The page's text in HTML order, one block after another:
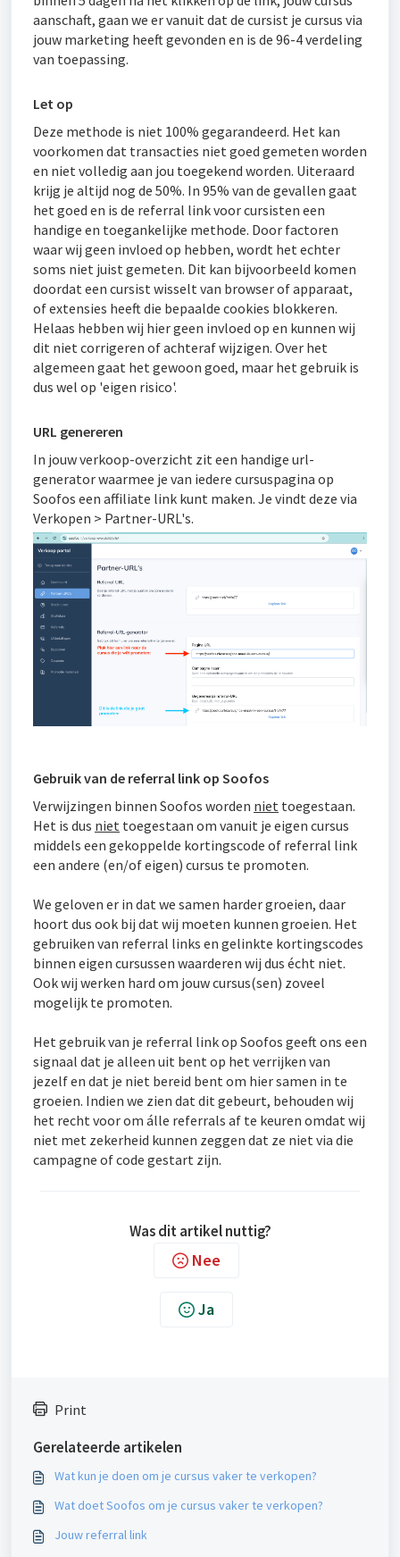
aanschaft, gaan we er vanuit dat de cursist je cursus via
jouw marketing heeft gevonden en is de 96-4 verdeling
van toepassing.
Let op
Deze methode is niet 100% gegarandeerd. Het kan
voorkomen dat transacties niet goed gemeten worden
en niet volledig aan jou toegekend worden. Uiteraard
krijg je altijd nog de 50%. In 95% van de gevallen gaat
het goed en is de referral link voor cursisten een
handige en toegankelijke methode. Door factoren
waar wij geen invloed op hebben, wordt het echter
soms niet juist gemeten. Dit kan bijvoorbeeld komen
doordat een cursist wisselt van browser of apparaat,
of extensies heeft die bepaalde cookies blokkeren.
Helaas hebben wij hier geen invloed op en kunnen wij
dit niet corrigeren of achteraf wijzigen. Over het
algemeen gaat het gewoon goed, maar het gebruik is
dus wel op 'eigen risico'.
URL genereren
In jouw verkoop-overzicht zit een handige url-
generator waarmee je van iedere cursuspagina op
Soofos een affiliate link kunt maken. Je vindt deze via
Verkopen > Partner-URL's.
Gebruik van de referral link op Soofos
Verwijzingen binnen Soofos worden niet toegestaan.
Het is dus niet toegestaan om vanuit je eigen cursus
middels een gekoppelde kortingscode of referral link
een andere (en/of eigen) cursus te promoten.
We geloven er in dat we samen harder groeien, daar
hoort dus ook bij dat wij moeten kunnen groeien. Het
gebruiken van referral links en gelinkte kortingscodes
binnen eigen cursussen waarderen wij dus écht niet.
Ook wij werken hard om jouw cursus(sen) zoveel
mogelijk te promoten.
Het gebruik van je referral link op Soofos geeft ons een
signaal dat je alleen uit bent op het verrijken van
jezelf en dat je niet bereid bent om hier samen in te
groeien. Indien we zien dat dit gebeurt, behouden wij
het recht voor om álle referrals af te keuren omdat wij
niet met zekerheid kunnen zeggen dat ze niet via die
campagne of code gestart zijn.
Was dit artikel nuttig?
Nee
Ja
Print
Gerelateerde artikelen
Wat kun je doen om je cursus vaker te verkopen?
Wat doet Soofos om je cursus vaker te verkopen?
Jouw referral link